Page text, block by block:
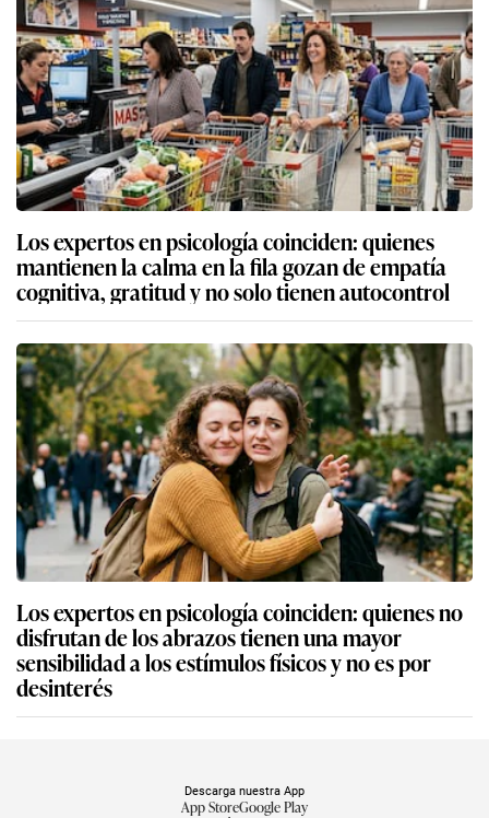
Los expertos en psicología coinciden: quienes
mantienen la calma en la fila gozan de empatía
cognitiva, gratitud y no solo tienen autocontrol
Los expertos en psicología coinciden: quienes no
disfrutan de los abrazos tienen una mayor
sensibilidad a los estímulos físicos y no es por
desinterés
Descarga nuestra App
App StoreGoogle Play